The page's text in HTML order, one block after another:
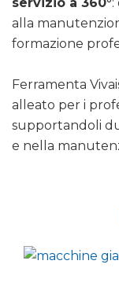
alla
formazione
Ferramenta
alleato per i
supportandoli
e nella